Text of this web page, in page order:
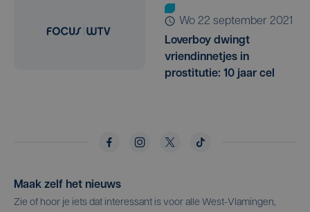
wo 22 september 2021
Loverboy dwingt
vriendinnetjes in
prostitutie: 10 jaar cel
Maak zelf het nieuws
Zie of hoor je iets dat interessant is voor alle West-Vlamingen,